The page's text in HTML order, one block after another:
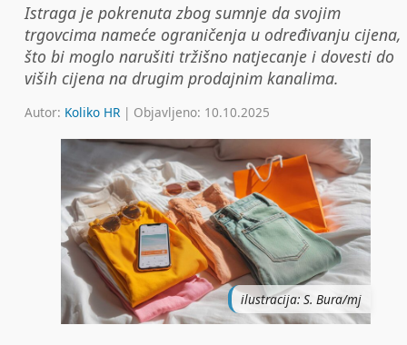
Istraga je pokrenuta zbog sumnje da svojim
trgovcima nameće ograničenja u određivanju cijena,
što bi moglo narušiti tržišno natjecanje i dovesti do
viših cijena na drugim prodajnim kanalima.
Autor: Koliko HR | Objavljeno: 10.10.2025
ilustracija: S. Bura/mj